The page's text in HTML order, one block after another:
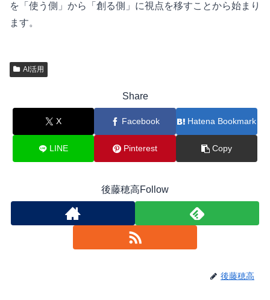
を「使う側」から「創る側」に視点を移すことから始まり
ます。
AI活用
Share
X Facebook Hatena Bookmark
LINE Pinterest Copy
後藤穂高Follow
後藤穂高